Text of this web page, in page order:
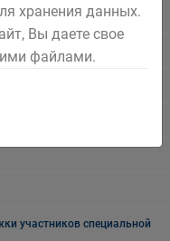
участников специальной
хранения данных.
Вы даете свое
файлами.